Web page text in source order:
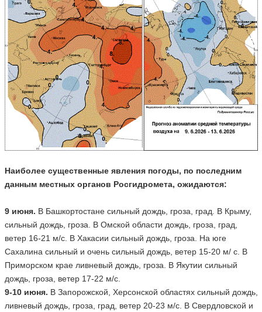
Наиболее существенные явления погоды, по последним
данным местных органов Росгидромета, ожидаются:
9 июня. В Башкортостане сильный дождь, гроза, град. В Крыму,
сильный дождь, гроза. В Омской области дождь, гроза, град,
ветер 16-21 м/с. В Хакасии сильный дождь, гроза. На юге
Сахалина сильный и очень сильный дождь, ветер 15-20 м/ с. В
Приморском крае ливневый дождь, гроза. В Якутии сильный
дождь, гроза, ветер 17-22 м/с.
9-10 июня. В Запорожской, Херсонской областях сильный дождь,
ливневый дождь, гроза, град, ветер 20-23 м/с. В Свердловской и